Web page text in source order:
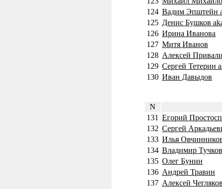
124 Вадим Эпштейн
125 Денис Бушков
126 Ирина Иванова
127 Митя Иванов
128 Алексей
129 Сергей Тетерин
130 Иван Давыдов
N
131 Егорий
132 Сергей
133 Илья
134 Владимир Тучков
135 Олег Бунин
136 Андрей Травин
137 Алексей